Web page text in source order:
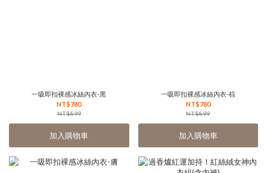
一吸即扣裸感冰絲內衣-黑
NT$780
NT$899
加入購物車
一吸即扣裸感冰絲內衣-棕
NT$780
NT$899
加入購物車